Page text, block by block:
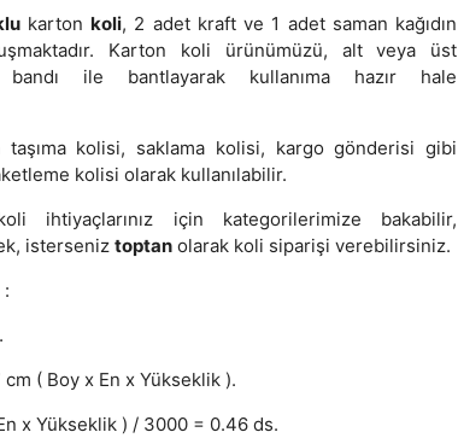
kartonkoli, 2 adet kraft ve 1 adet saman kağıdın
Karton koli ürünümüzü, alt veya üst
bandı ile bantlayarak kullanıma hazır hale
kolisi, saklama kolisi, kargo gönderisi gibi
kolisi olarak kullanılabilir.
ihtiyaçlarınız için kategorilerimize bakabilir,
isterseniz toptanolarak koli siparişi verebilirsiniz.
( Boy x En x Yükseklik ).
x Yükseklik ) / 3000 = 0.46 ds.